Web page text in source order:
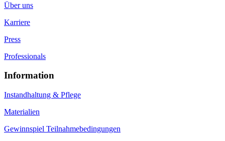
Über uns
Karriere
Press
Professionals
Information
Instandhaltung & Pflege
Materialien
Gewinnspiel Teilnahmebedingungen